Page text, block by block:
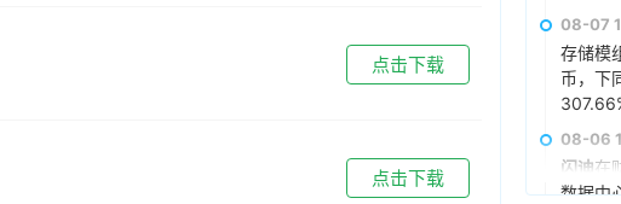
点击下载
点击下载
元。展
紧，
控、企
持续支
服务器
空间，
08-07
存储模
币，下
376.39
08-06
闪迪在
数据中